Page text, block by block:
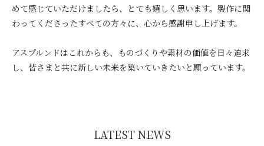
めて感じていただけましたら、とても嬉しく思います。製作に関
わってくださったすべての方々に、心から感謝申し上げます。
アスプルンドはこれからも、ものづくりや素材の価値を日々追求
し、皆さまと共に新しい未来を築いていきたいと願っています。
LATEST NEWS